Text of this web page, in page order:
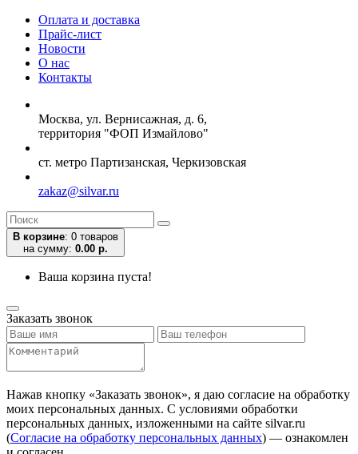
Оплата и доставка
Прайс-лист
Новости
О нас
Контакты
Москва, ул. Вернисажная, д. 6,
территория "ФОП Измайлово"
ст. метро Партизанская, Черкизовская
zakaz@silvar.ru
В корзине: 0 товаров
на сумму: 0.00 р.
Ваша корзина пуста!
Заказать звонок
Нажав кнопку «Заказать звонок», я даю согласие на обработку
моих персональных данных. С условиями обработки
персональных данных, изложенными на сайте silvar.ru
(Согласие на обработку персональных данных) — ознакомлен